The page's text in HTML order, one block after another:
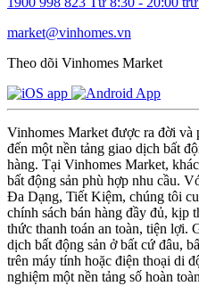
market@vinhomes.vn
Theo dõi Vinhomes Market
Vinhomes Market được ra đời và
đến một nền tảng giao dịch bất
hàng. Tại Vinhomes Market,
bất động sản phù hợp nhu cầu.
Đa Dạng, Tiết Kiệm, chúng tôi
chính sách bán hàng đầy đủ, kịp
thức thanh toán an toàn, tiện lợi.
dịch bất động sản ở bất cứ đâu,
trên máy tính hoặc điện thoại di
nghiệm một nền tảng số hoàn